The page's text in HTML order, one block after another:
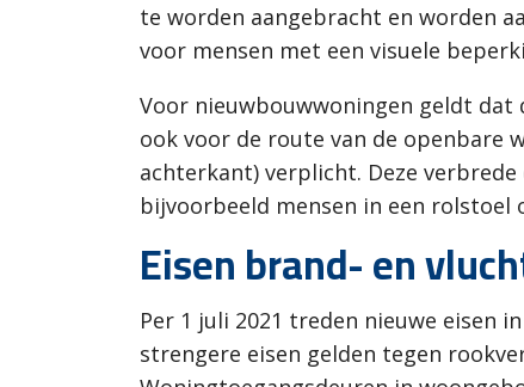
te worden aangebracht en worden
voor mensen met een visuele
Voor nieuwbouwwoningen geldt
ook voor de route van de openbare
achterkant) verplicht. Deze
bijvoorbeeld mensen in een
Eisen brand- en
Per 1 juli 2021 treden nieuwe eisen
strengere eisen gelden tegen